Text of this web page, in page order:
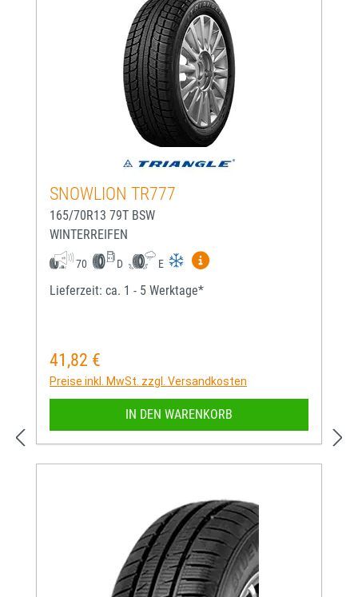
SNOWLION TR777
165/70R13 79T BSW
WINTERREIFEN
70 D E
Mehr Informationen zum
Lieferzeit: ca. 1 - 5 Werktage*
Regulärer Preis:
41,82 €
Preise inkl. MwSt. zzgl. Versandkosten
IN DEN WARENKORB